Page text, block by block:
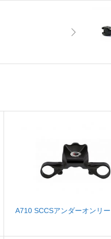
A710 SCCSアンダーオンリー